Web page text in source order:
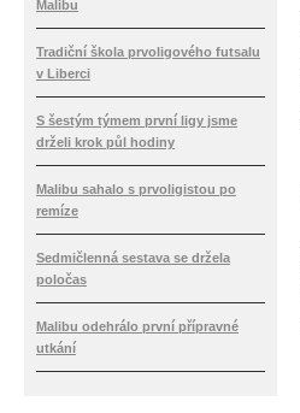
Malibu
Tradiční škola prvoligového futsalu
v Liberci
S šestým týmem první ligy jsme
drželi krok půl hodiny
Malibu sahalo s prvoligistou po
remíze
Sedmičlenná sestava se držela
poločas
Malibu odehrálo první přípravné
utkání